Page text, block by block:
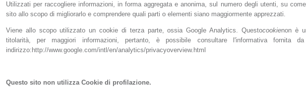
Utilizzati per raccogliere informazioni, in forma aggregata e anonima, sul numero degli utenti, su
sito allo scopo di migliorarlo e comprendere quali parti o elementi siano maggiormente apprezzati.
Viene allo scopo utilizzato un cookie di terza parte, ossia Google Analytics. Questocookienon è
titolarità, per maggiori informazioni, pertanto, è possibile consultare l'informativa fornita
indirizzo:http://www.google.com/intl/en/analytics/privacyoverview.html
Questo sito non utilizza Cookie di profilazione.